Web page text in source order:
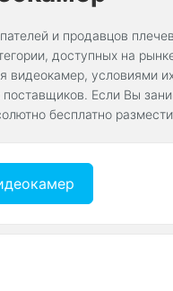
и продавцов
доступных на
условиями
Если Вы
бесплатно